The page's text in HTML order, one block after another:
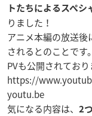
トたちによるスペシ
りました！
アニメ本編の放送
されるとのことです。
PVも公開されており
https://
youtu.be
気になる内容は、
2